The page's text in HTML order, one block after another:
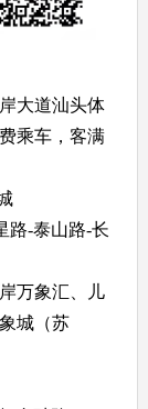
大道汕头体
乘车，客满
-泰山路-长
万象汇、儿
城（苏